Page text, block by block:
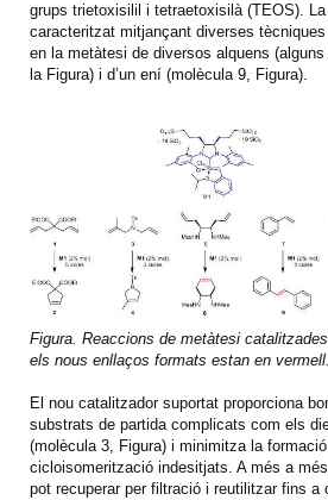
grups trietoxisilil i tetraetoxisilà (TEOS).
caracteritzat mitjançant diverses
en la metàtesi de diversos alquens
la Figura) i d’un ení (molècula 9, Figura).
Figura. Reaccions de metàtesi
els nous enllaços formats estan en vermell.
El nou catalitzador suportat proporciona
substrats de partida complicats com els
(molècula 3, Figura) i minimitza la
cicloisomerització indesitjats. A més a
pot recuperar per filtració i reutilitzar fins